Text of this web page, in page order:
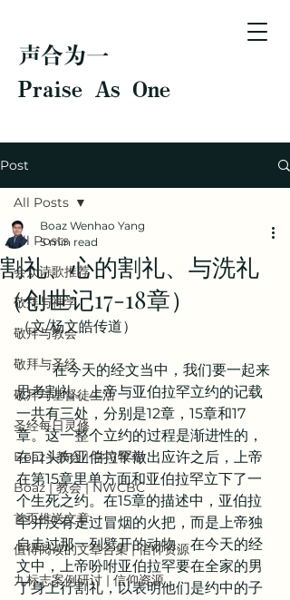
声合为一
Praise As One
Post
All Posts
会众诗歌推荐
敬拜与神学
敬拜与教会
敬拜与圣经
敬拜与基督徒生活
圣经每日灵修
Boaz | 教会 | 学习牧养
Boaz | 教会 | NWCBC
首页推送文章
值得阅读的文章合集 | 信仰资源
九标志案例研讨 | 信仰资源
All Posts
割礼、心的割礼、与洗礼
（创世记17-18章）
Boaz Wenhao Yang
5 min read
（文/杨文皓传道）
	在今天的经文当中，我们要一起来
思考割礼。上帝与亚伯拉罕立约的记载
一共有三处，分别是12章，15章和17
章。这一整个立约的过程是渐进性的，
在口头向亚伯拉罕做出应许之后，上帝
在第15章里单方面和亚伯拉罕立下了一
个生死之约。在15章的描述中，亚伯拉
罕并没有走过冒烟的火把，而是上帝独
自走过那一列劈开的动物。在今天的经
文中，上帝吩咐亚伯拉罕要在全家的男
丁身上行割礼，以表明他们是约中的子